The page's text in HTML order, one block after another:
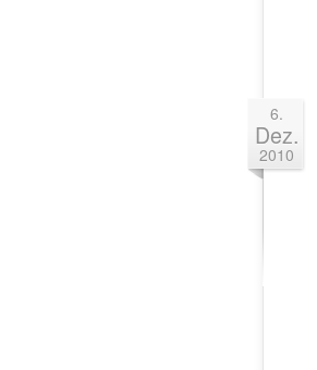
6.
Dez.
2010